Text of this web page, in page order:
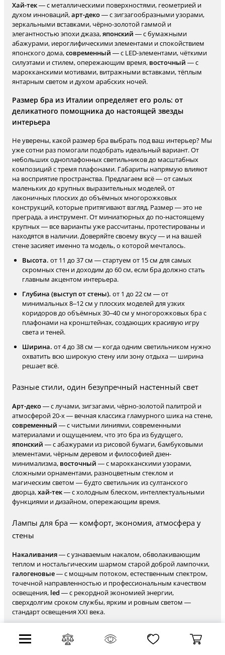
Хай-тек— с металлическими поверхностями, геометрией и
духом инноваций,арт-деко— с зигзагообразными узорами,
зеркальными вставками, чёрно-золотой гаммой и
элегантностью эпохи джаза,японский — с бумажными
абажурами, иероглифическими элементами и спокойствием
японского дома,современный — с LED-элементами, чёткими
силуэтами и стилем, опережающим время, восточный — с
марокканскими мотивами, витражными вставками, тёплым
янтарным светом и духом арабских ночей.
Размер бра из Италии определяет его роль: от
деликатного помощника до настоящей звезды
интерьера
Не уверены, какой размер бра выбрать под ваш интерьер? Мы
уже сотни раз помогали подобрать идеальный вариант. От
небольших одноплафонных светильников до масштабных
композиций с тремя плафонами. Габариты напрямую влияют
на восприятие пространства. Предлагаем всё — от самых
маленьких до крупных выразительных моделей, от
лаконичных плоских до объёмных многорожковых
конструкций, которые притягивают взгляд. Размер — это не
преграда, а инструмент. От миниатюрных до по-настоящему
крупных — все варианты уже рассчитаны, протестированы и
находятся в наличии. Доверяйте своему вкусу — и на вашей
стене засияет именно та модель, о которой мечталось.
Высота. от 11 до 37 см — стартуем от 15 см для самых
скромных стен и доходим до 60 см, если бра должно стать
главным акцентом интерьера.
Глубина (выступ от стены). от 1 до 22 см — от
минимальных 8–12 см у плоских моделей для узких
коридоров до объёмных 30–40 см у многорожковых бра с
плафонами на кронштейнах, создающих красивую игру
света и теней.
Ширина. от 4 до 38 см — когда одним светильником нужно
охватить всю широкую стену или зону отдыха — ширина
решает всё.
Разные стили, один безупречный настенный свет
Арт-деко— с лучами, зигзагами, чёрно-золотой палитрой и
атмосферой 20-х — вечная классика гламурного шика на стене,
современный — с чистыми линиями, современными
материалами и ощущением, что это бра из будущего,
японский — с абажурами из рисовой бумаги, бамбуковыми
элементами, чёрным деревом и философией дзен-
минимализма, восточный — с марокканскими узорами,
сложными орнаментами, разноцветным стеклом и
магическим светом — будто светильник из султанского
дворца,хай-тек— с холодным блеском, интеллектуальными
функциями и дизайном, опережающим время.
Лампы для бра — комфорт, экономия, атмосфера у
стены
Накаливания— с узнаваемым накалом, обволакивающим
теплом и ностальгическим шармом старой доброй лампочки,
галогеновые— с мощным потоком, естественным спектром,
точечной направленностью и профессиональным качеством
освещения, led — с рекордной экономией энергии,
сверхдолгим сроком службы, ярким и ровным светом —
стандарт освещения XXI века.
— но мы поможем сделать его лёгким. Эти бра будут
гармонично смотреться в вашем интерьере. На любой